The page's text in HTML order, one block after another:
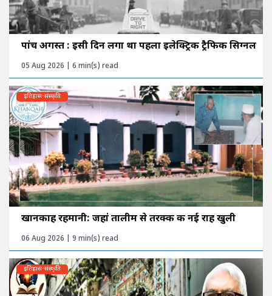
पांच अगस्त : इसी दिन लगा था पहला इलेक्ट्रिक ट्रैफिक सिग्नल
05 Aug 2026 | 6 min(s) read
इतिहास-संस्कृति
खानकाह रहमानी: जहां तालीम से तरक्की की नई राह खुली
06 Aug 2026 | 9 min(s) read
इतिहास-संस्कृति